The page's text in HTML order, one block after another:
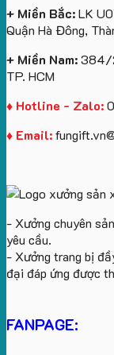
+ Miền Bắc:LK
Quận Hà Đông,
+ Miền Nam:384/
TP. HCM
♦ Hotline - Zalo:
♦ Email:
- Xưởng chuyên
yêu cầu.
- Xưởng trang bị
đại đáp ứng được
FANPAGE: